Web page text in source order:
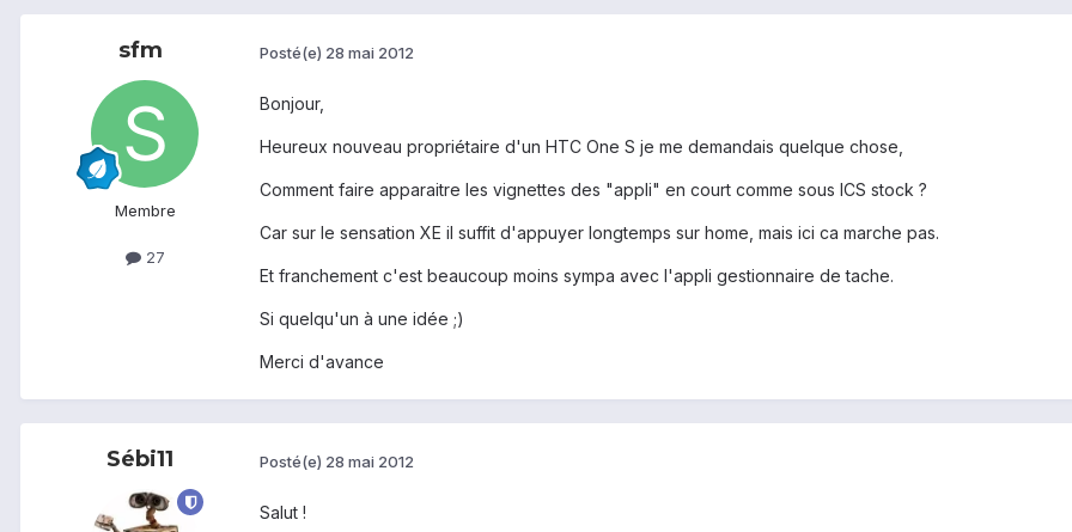
sfm
Membre
27
Posté(e) 28 mai 2012
Bonjour,
Heureux nouveau propriétaire d'un HTC One S je me demandais quelque chose,
Comment faire apparaitre les vignettes des "appli" en court comme sous ICS stock ?
Car sur le sensation XE il suffit d'appuyer longtemps sur home, mais ici ca marche pas.
Et franchement c'est beaucoup moins sympa avec l'appli gestionnaire de tache.
Si quelqu'un à une idée ;)
Merci d'avance
Sébi11 Posté(e) 28 mai 2012
Salut !